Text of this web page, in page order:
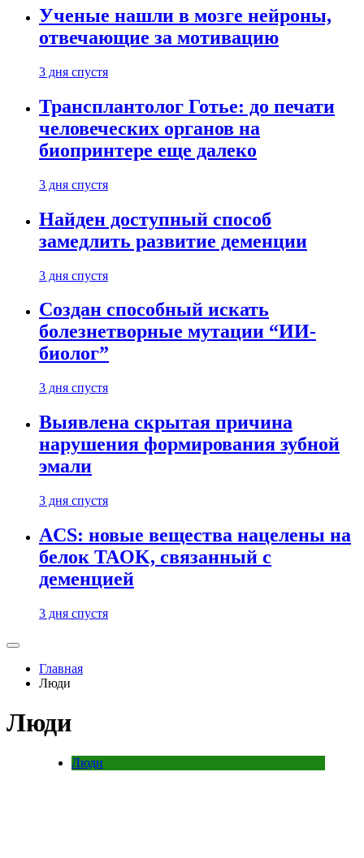
Ученые нашли в мозге нейроны,
отвечающие за мотивацию
3 дня спустя
Трансплантолог Готье: до печати
человеческих органов на
биопринтере еще далеко
3 дня спустя
Найден доступный способ
замедлить развитие деменции
3 дня спустя
Создан способный искать
болезнетворные мутации “ИИ-
биолог”
3 дня спустя
Выявлена скрытая причина
нарушения формирования зубной
эмали
3 дня спустя
ACS: новые вещества нацелены на
белок TAOK, связанный с
деменцией
3 дня спустя
Главная
Люди
Люди
Люди